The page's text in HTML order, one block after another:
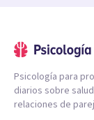
Psicología para
diarios sobre
relaciones de